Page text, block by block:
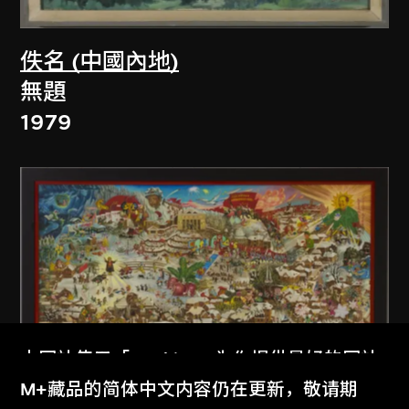
佚名 (中國內地)
無題
1979
本网站使用「Cookies」为你提供最好的网站
体验。
M+藏品的简体中文内容仍在更新，敬请期